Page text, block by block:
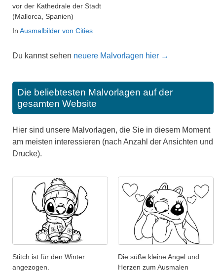
vor der Kathedrale der Stadt
(Mallorca, Spanien)
In Ausmalbilder von Cities
Du kannst sehen neuere Malvorlagen hier →
Die beliebtesten Malvorlagen auf der
gesamten Website
Hier sind unsere Malvorlagen, die Sie in diesem Moment
am meisten interessieren (nach Anzahl der Ansichten und
Drucke).
Stitch ist für den Winter
angezogen.
Die süße kleine Angel und
Herzen zum Ausmalen